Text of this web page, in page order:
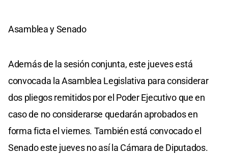
Asamblea y Senado
Además de la sesión conjunta, este jueves está
convocada la Asamblea Legislativa para considerar
dos pliegos remitidos por el Poder Ejecutivo que en
caso de no considerarse quedarán aprobados en
forma ficta el viernes. También está convocado el
Senado este jueves no así la Cámara de Diputados.